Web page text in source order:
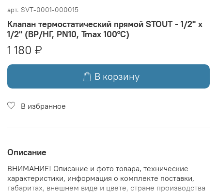
арт. SVT-0001-000015
Клапан термостатический прямой STOUT - 1/2" x
1/2" (ВР/НГ, PN10, Tmax 100°C)
1 180 ₽
В корзину
В избранное
Описание
ВНИМАНИЕ! Описание и фото товара, технические
характеристики, информация о комплекте поставки,
габаритах, внешнем виде и цвете, стране производства